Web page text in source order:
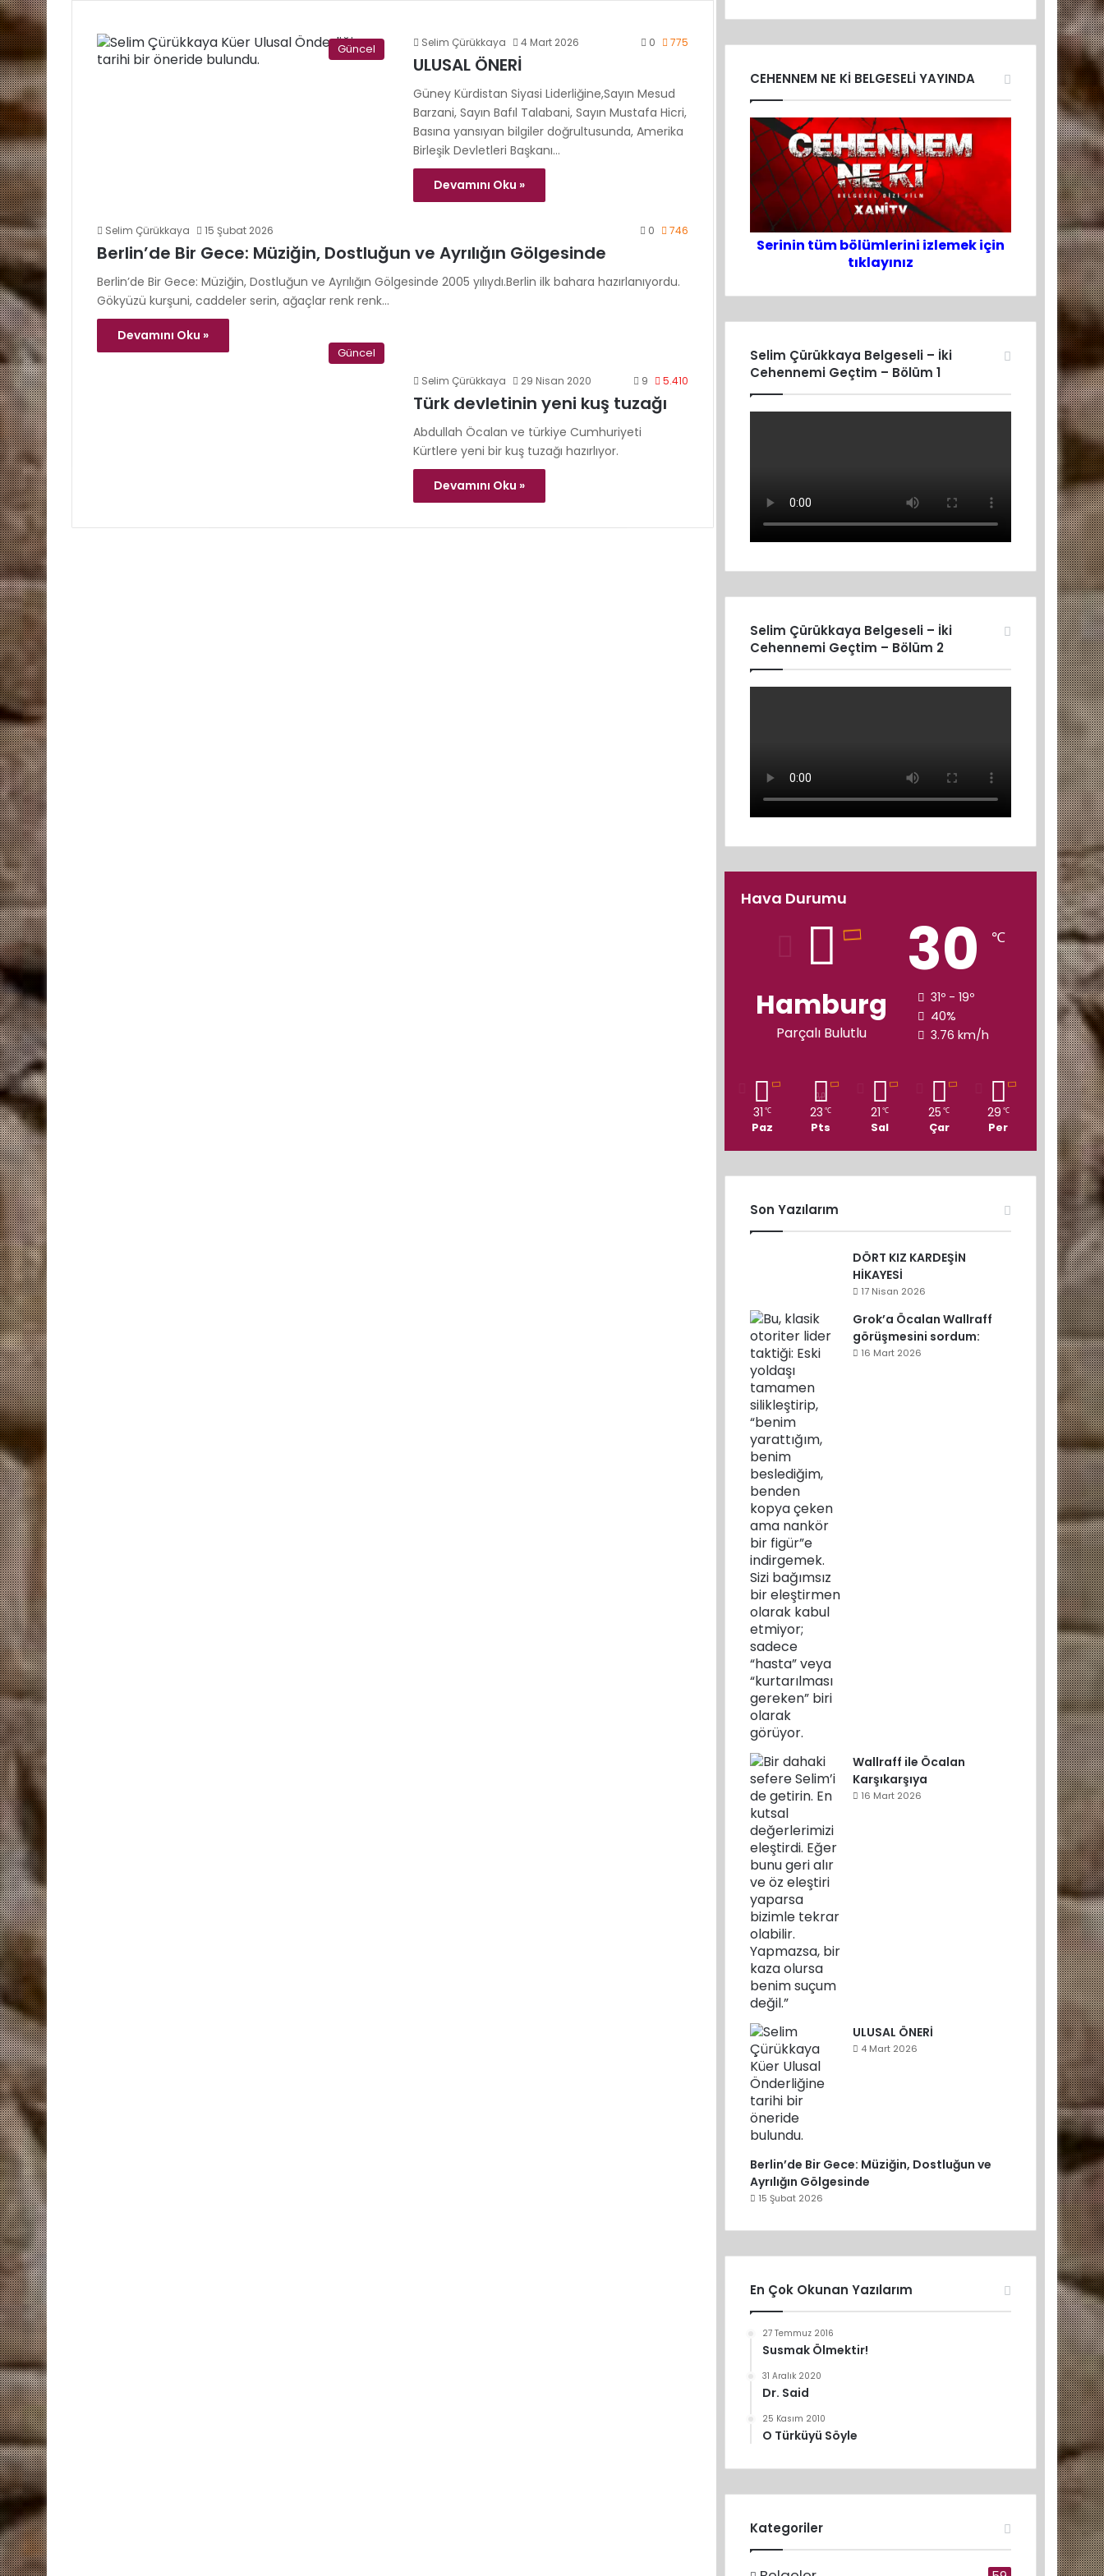
Güncel Selim Çürükkaya 4 Mart 2026 0 775
ULUSAL ÖNERİ
Güney Kürdistan Siyasi Liderliğine,Sayın Mesud
Barzani, Sayın Bafıl Talabani, Sayın Mustafa Hicri,
Basına yansıyan bilgiler doğrultusunda, Amerika
Birleşik Devletleri Başkanı…
Devamını Oku »
Selim Çürükkaya 15 Şubat 2026 0 746
Berlin’de Bir Gece: Müziğin, Dostluğun ve Ayrılığın Gölgesinde
Berlin’de Bir Gece: Müziğin, Dostluğun ve Ayrılığın Gölgesinde 2005 yılıydı.Berlin ilk bahara hazırlanıyordu.
Gökyüzü kurşuni, caddeler serin, ağaçlar renk renk…
Devamını Oku »
Güncel
Selim Çürükkaya 29 Nisan 2020 9 5.410
Türk devletinin yeni kuş tuzağı
Abdullah Öcalan ve türkiye Cumhuriyeti
Kürtlere yeni bir kuş tuzağı hazırlıyor.
Devamını Oku »
CEHENNEM NE Kİ BELGESELİ YAYINDA
Serinin tüm bölümlerini izlemek için
tıklayınız
Selim Çürükkaya Belgeseli – İki
Cehennemi Geçtim – Bölüm 1
Selim Çürükkaya Belgeseli – İki
Cehennemi Geçtim – Bölüm 2
Hava Durumu
Hamburg
Parçalı Bulutlu
30 ℃
31º - 19º
40%
3.76 km/h
31 ℃
Paz
23 ℃
Pts
21 ℃
Sal
25 ℃
Çar
29 ℃
Per
Son Yazılarım
DÖRT KIZ KARDEŞİN
HİKAYESİ
17 Nisan 2026
Grok’a Öcalan Wallraff
görüşmesini sordum:
16 Mart 2026
Wallraff ile Öcalan
Karşıkarşıya
16 Mart 2026
ULUSAL ÖNERİ
4 Mart 2026
Berlin’de Bir Gece: Müziğin, Dostluğun ve
Ayrılığın Gölgesinde
15 Şubat 2026
En Çok Okunan Yazılarım
27 Temmuz 2016
Susmak Ölmektir!
31 Aralık 2020
Dr. Said
25 Kasım 2010
O Türküyü Söyle
Kategoriler